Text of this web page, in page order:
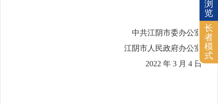
中共江阴市委办公室
江阴市人民政府办公室
2022 年 3 月 4 日
浏
览
长
者
模
式